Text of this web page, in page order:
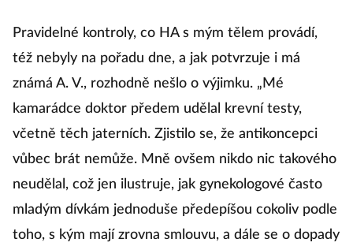
Pravidelné kontroly, co HA s mým tělem provádí,
též nebyly na pořadu dne, a jak potvrzuje i má
známá A. V., rozhodně nešlo o výjimku. „Mé
kamarádce doktor předem udělal krevní testy,
včetně těch jaterních. Zjistilo se, že antikoncepci
vůbec brát nemůže. Mně ovšem nikdo nic takového
neudělal, což jen ilustruje, jak gynekologové často
mladým dívkám jednoduše předepíšou cokoliv podle
toho, s kým mají zrovna smlouvu, a dále se o dopady